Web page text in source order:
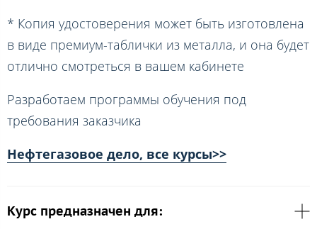
* Копия удостоверения может быть изготовлена
в виде премиум-таблички из металла, и она будет
отлично смотреться в вашем кабинете
Разработаем программы обучения под
требования заказчика
Нефтегазовое дело, все курсы>>
Курс предназначен для: